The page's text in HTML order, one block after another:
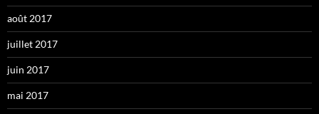
août 2017
juillet 2017
juin 2017
mai 2017